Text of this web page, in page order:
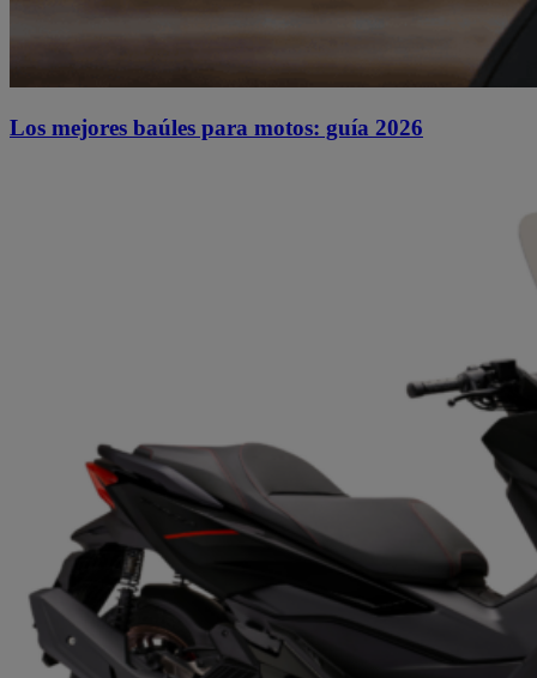
Los mejores baúles para motos: guía 2026